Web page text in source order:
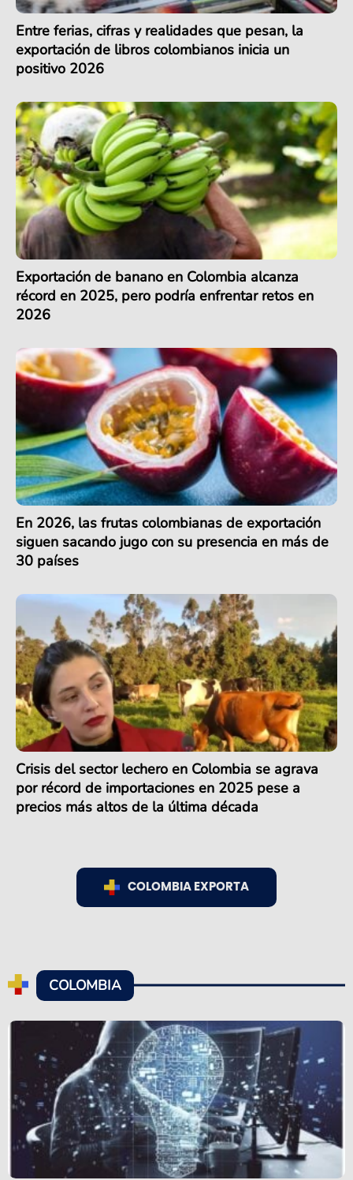
Entre ferias, cifras y realidades que pesan, la
exportación de libros colombianos inicia un
positivo 2026
Exportación de banano en Colombia alcanza
récord en 2025, pero podría enfrentar retos en
2026
En 2026, las frutas colombianas de exportación
siguen sacando jugo con su presencia en más de
30 países
Crisis del sector lechero en Colombia se agrava
por récord de importaciones en 2025 pese a
precios más altos de la última década
COLOMBIA EXPORTA
COLOMBIA